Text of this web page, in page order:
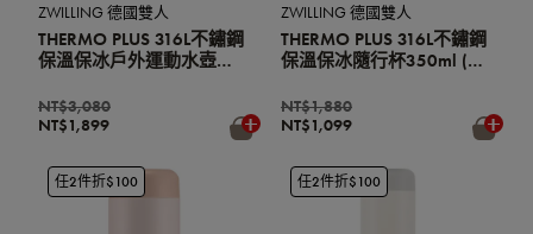
ZWILLING 德國雙人
THERMO PLUS 316L不鏽鋼
保溫保冰戶外運動水壺
蓋/環保杯)(奶油白)
NT$1,899
NT$3,080
ZWILLING 德國雙人
THERMO PLUS 316L不鏽鋼
保溫保冰隨行杯350ml (含
(奶油白)
NT$1,099
NT$1,880
任2件折$100 任2件折$100